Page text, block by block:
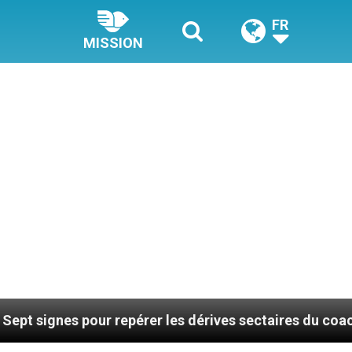
MISSION
FR
repérer les dérives sectaires du coaching